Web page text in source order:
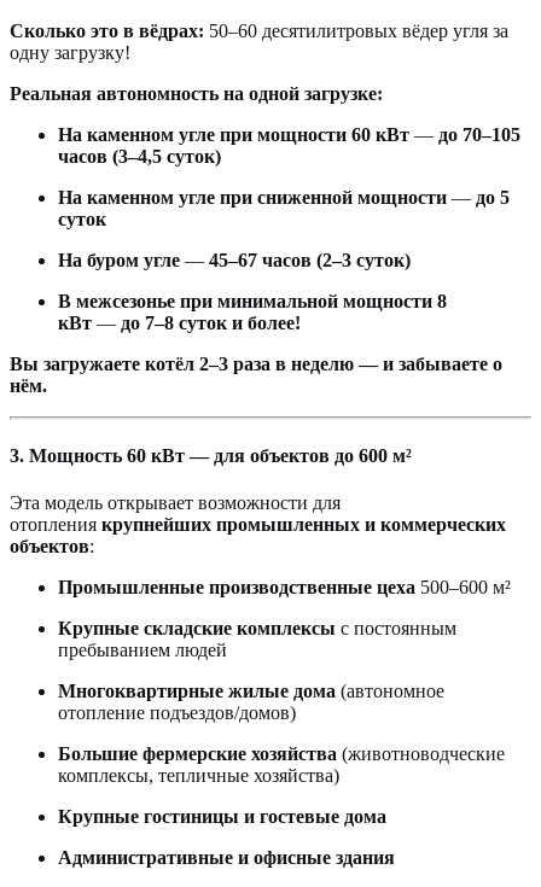
Сколько это в вёдрах: 50–60 десятилитровых вёдер угля за
одну загрузку!
Реальная автономность на одной загрузке:
На каменном угле при мощности 60 кВт — до 70–105
часов (3–4,5 суток)
На каменном угле при сниженной мощности — до 5
суток
На буром угле — 45–67 часов (2–3 суток)
В межсезонье при минимальной мощности 8
кВт — до 7–8 суток и более!
Вы загружаете котёл 2–3 раза в неделю — и забываете о
нём.
3. Мощность 60 кВт — для объектов до 600 м²
Эта модель открывает возможности для
отопления крупнейших промышленных и коммерческих
объектов:
Промышленные производственные цеха 500–600 м²
Крупные складские комплексы с постоянным
пребыванием людей
Многоквартирные жилые дома (автономное
отопление подъездов/домов)
Большие фермерские хозяйства (животноводческие
комплексы, тепличные хозяйства)
Крупные гостиницы и гостевые дома
Административные и офисные здания